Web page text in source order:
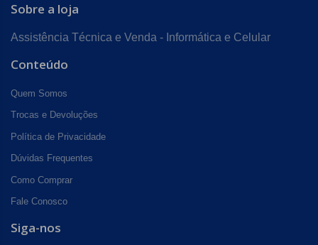
Sobre a loja
Assistência Técnica e Venda - Informática e Celular
Conteúdo
Quem Somos
Trocas e Devoluções
Política de Privacidade
Dúvidas Frequentes
Como Comprar
Fale Conosco
Siga-nos